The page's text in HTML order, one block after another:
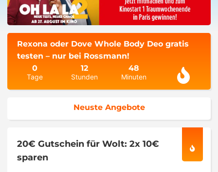
Rexona oder Dove Whole Body Deo gratis
testen – nur bei Rossmann!
0
Tage
12
Stunden
48
Minuten
Neuste Angebote
20€ Gutschein für Wolt: 2x 10€
sparen